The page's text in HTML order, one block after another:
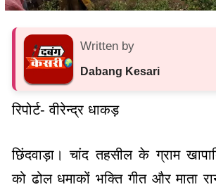
Written by
Dabang Kesari
रिपोर्ट- वीरेन्द्र धाकड़
छिंदवाड़ा। चांद तहसील के ग्राम
को ढोल धमाकों भक्ति गीत और माता